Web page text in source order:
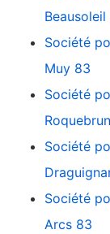
Beausoleil
Société
Muy 83
Société
Société
Société
Arcs 83